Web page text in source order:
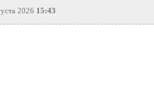
2026 15:43